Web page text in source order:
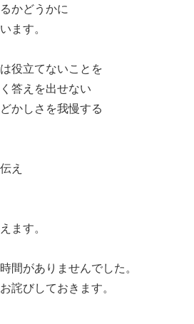
かどうかに
ます。
役立てないことを
答えを出せない
かしさを我慢する
え
ます。
間がありませんでした。
詫びしておきます。